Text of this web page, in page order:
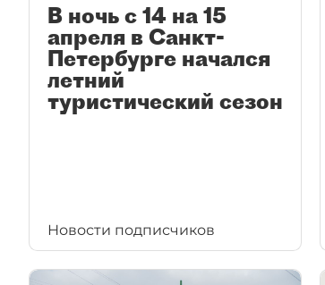
В ночь с 14 на 15
апреля в Санкт-
Петербурге начался
летний
туристический сезон
Новости подписчиков